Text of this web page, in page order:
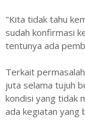
"Kita tidak tahu
sudah konfirmasi
tentunya ada
Terkait
juta selama tujuh
kondisi yang tidak
ada kegiatan yang